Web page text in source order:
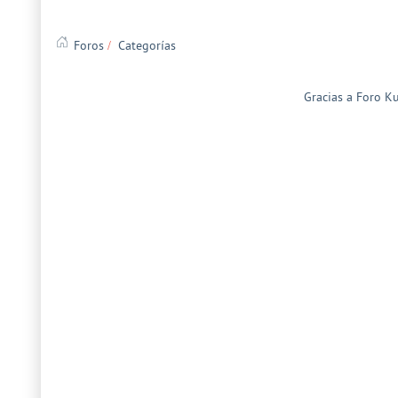
Foros Categorías
Gracias a Foro